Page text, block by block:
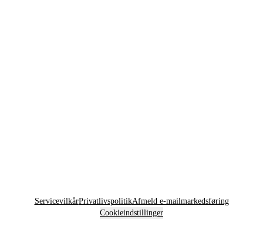
ServicevilkårPrivatlivspolitikAfmeld e-mailmarkedsføring
Cookieindstillinger